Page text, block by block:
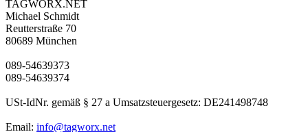
TAGWORX.NET
Michael Schmidt
Reutterstraße 70
80689 München
089-54639373
089-54639374
USt-IdNr. gemäß § 27 a Umsatzsteuergesetz: DE241498748
Email: info@tagworx.net